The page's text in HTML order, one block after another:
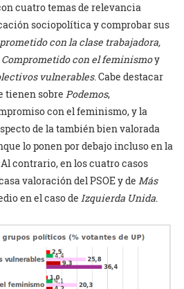
cuatro temas de relevancia
sociopolítica y comprobar sus
con la clase trabajadora,
con el feminismoy
vulnerables. Cabe destacar
tienen sobre Podemos,
con el feminismo, y la
de la también bien valorada
lo ponen por debajo incluso en la
contrario, en los cuatro casos
valoración del PSOE y de Más
en el caso de Izquierda Unida.